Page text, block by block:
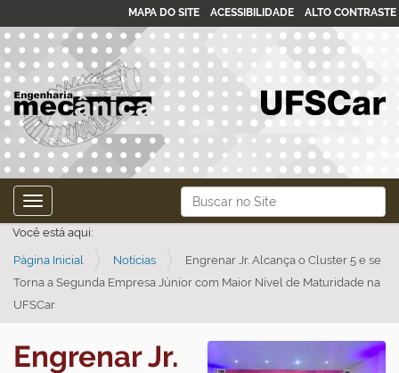
Busca
Busca Avançada…
MAPA DO SITE ACESSIBILIDADE ALTO CONTRASTE
Toggle navigation
Você está aqui:
Página Inicial Notícias
Engrenar Jr. Alcança o Cluster 5 e se
Torna a Segunda Empresa Júnior com Maior Nível de Maturidade na
UFSCar
Engrenar Jr.